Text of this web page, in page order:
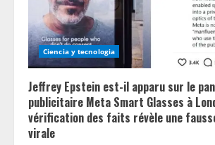
Ciencia y tecnologia
Jeffrey Epstein est-il apparu sur le
publicitaire Meta Smart Glasses à
vérification des faits révèle une
virale